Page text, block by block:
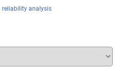
reliability analysis